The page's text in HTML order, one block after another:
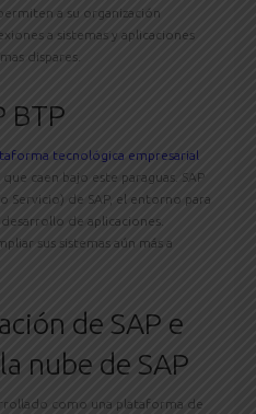
a su organización
a sistemas y aplicaciones
dispares.
BTP
tecnológica empresarial
que caen bajo este paraguas. SAP
Servicio) de SAP, el entorno para
de aplicaciones.
sus sistemas aún más a
de SAP e
nube de SAP
como una plataforma de